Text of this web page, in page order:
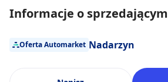
Informacje o sprzedającym
Oferta Automarket Nadarzyn